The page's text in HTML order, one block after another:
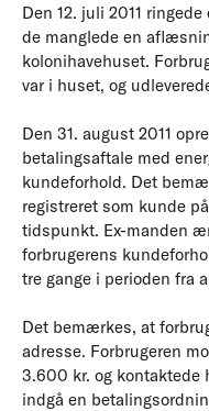
Den 12. juli 2011
de manglede en
kolonihavehuset.
var i huset, og
Den 31. august 2011
betalingsaftale med
kundeforhold. Det
registreret som kunde
tidspunkt. Ex-manden
forbrugerens
tre gange i perioden fra
Det bemærkes, at
adresse. Forbrugeren
3.600 kr. og kontaktede
indgå en